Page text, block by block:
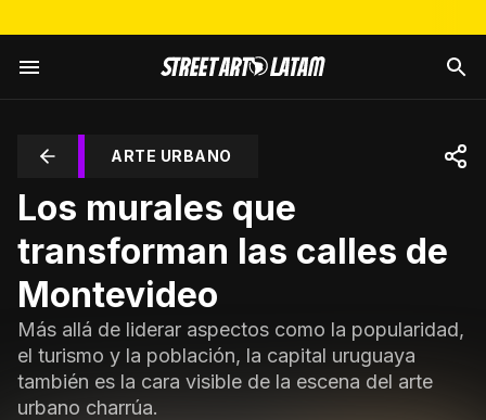
ARTE URBANO
Los murales que
transforman las calles de
Montevideo
Más allá de liderar aspectos como la popularidad,
el turismo y la población, la capital uruguaya
también es la cara visible de la escena del arte
urbano charrúa.